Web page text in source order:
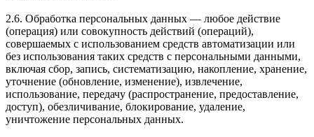
2.6. Обработка персональных данных — любое действие
(операция) или совокупность действий (операций),
совершаемых с использованием средств автоматизации или
без использования таких средств с персональными данными,
включая сбор, запись, систематизацию, накопление, хранение,
уточнение (обновление, изменение), извлечение,
использование, передачу (распространение, предоставление,
доступ), обезличивание, блокирование, удаление,
уничтожение персональных данных.